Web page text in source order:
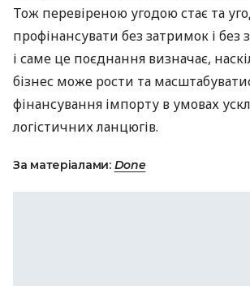
Тож перевіреною угодою стає та
профінансувати без затримок і без
і саме це поєднання визначає,
бізнес може рости та
фінансування імпорту в умовах
логістичних ланцюгів.
За матеріалами: Done